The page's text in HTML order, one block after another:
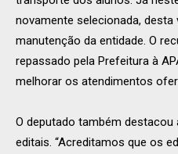
novamente selecionada,
manutenção da entidade. O
repassado pela Prefeitura à
melhorar os atendimentos
O deputado também
editais. “Acreditamos que os